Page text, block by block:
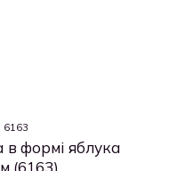
6163
в формі яблука
(6163)